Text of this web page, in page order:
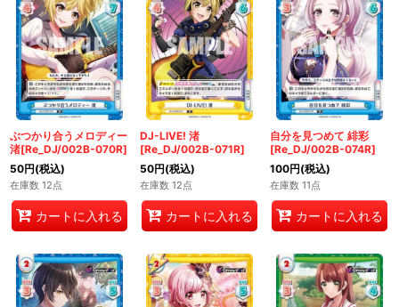
ぶつかり合うメロディー
渚[Re_DJ/002B-070R]
50円(税込)
在庫数 12点
カートに入れる
DJ-LIVE! 渚
[Re_DJ/002B-071R]
50円(税込)
在庫数 12点
カートに入れる
自分を見つめて 緋彩
[Re_DJ/002B-074R]
100円(税込)
在庫数 11点
カートに入れる